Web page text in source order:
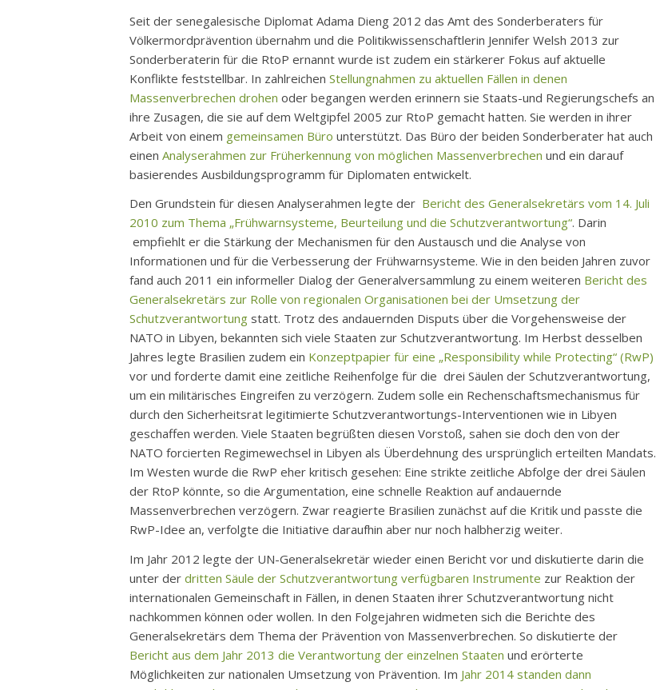
Seit der senegalesische Diplomat Adama Dieng 2012 das Amt des Sonderberaters für
Völkermordprävention übernahm und die Politikwissenschaftlerin Jennifer Welsh 2013 zur
Sonderberaterin für die RtoP ernannt wurde ist zudem ein stärkerer Fokus auf aktuelle
Konflikte feststellbar. In zahlreichen Stellungnahmen zu aktuellen Fällen in denen
Massenverbrechen drohen oder begangen werden erinnern sie Staats-und Regierungschefs an
ihre Zusagen, die sie auf dem Weltgipfel 2005 zur RtoP gemacht hatten. Sie werden in ihrer
Arbeit von einem gemeinsamen Büro unterstützt. Das Büro der beiden Sonderberater hat auch
einen Analyserahmen zur Früherkennung von möglichen Massenverbrechen und ein darauf
basierendes Ausbildungsprogramm für Diplomaten entwickelt.
Den Grundstein für diesen Analyserahmen legte der Bericht des Generalsekretärs vom 14. Juli
2010 zum Thema „Frühwarnsysteme, Beurteilung und die Schutzverantwortung“. Darin
empfiehlt er die Stärkung der Mechanismen für den Austausch und die Analyse von
Informationen und für die Verbesserung der Frühwarnsysteme. Wie in den beiden Jahren zuvor
fand auch 2011 ein informeller Dialog der Generalversammlung zu einem weiteren Bericht des
Generalsekretärs zur Rolle von regionalen Organisationen bei der Umsetzung der
Schutzverantwortung statt. Trotz des andauernden Disputs über die Vorgehensweise der
NATO in Libyen, bekannten sich viele Staaten zur Schutzverantwortung. Im Herbst desselben
Jahres legte Brasilien zudem ein Konzeptpapier für eine „Responsibility while Protecting“ (RwP)
vor und forderte damit eine zeitliche Reihenfolge für die drei Säulen der Schutzverantwortung,
um ein militärisches Eingreifen zu verzögern. Zudem solle ein Rechenschaftsmechanismus für
durch den Sicherheitsrat legitimierte Schutzverantwortungs-Interventionen wie in Libyen
geschaffen werden. Viele Staaten begrüßten diesen Vorstoß, sahen sie doch den von der
NATO forcierten Regimewechsel in Libyen als Überdehnung des ursprünglich erteilten Mandats.
Im Westen wurde die RwP eher kritisch gesehen: Eine strikte zeitliche Abfolge der drei Säulen
der RtoP könnte, so die Argumentation, eine schnelle Reaktion auf andauernde
Massenverbrechen verzögern. Zwar reagierte Brasilien zunächst auf die Kritik und passte die
RwP-Idee an, verfolgte die Initiative daraufhin aber nur noch halbherzig weiter.
Im Jahr 2012 legte der UN-Generalsekretär wieder einen Bericht vor und diskutierte darin die
unter der dritten Säule der Schutzverantwortung verfügbaren Instrumente zur Reaktion der
internationalen Gemeinschaft in Fällen, in denen Staaten ihrer Schutzverantwortung nicht
nachkommen können oder wollen. In den Folgejahren widmeten sich die Berichte des
Generalsekretärs dem Thema der Prävention von Massenverbrechen. So diskutierte der
Bericht aus dem Jahr 2013 die Verantwortung der einzelnen Staaten und erörterte
Möglichkeiten zur nationalen Umsetzung von Prävention. Im Jahr 2014 standen dann